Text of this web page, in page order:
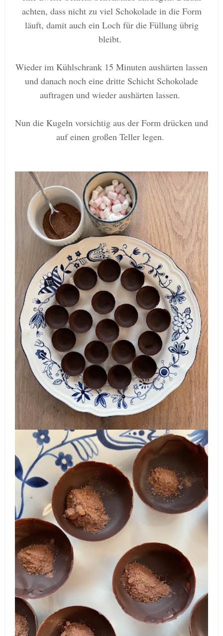
achten, dass nicht zu viel Schokolade in die Form
läuft, damit auch ein Loch für die Füllung übrig
bleibt.
Wieder im Kühlschrank 15 Minuten aushärten lassen
und danach noch eine dritte Schicht Schokolade
auftragen und wieder aushärten lassen.
Nun die Kugeln vorsichtig aus der Form drücken und
auf einen großen Teller legen.